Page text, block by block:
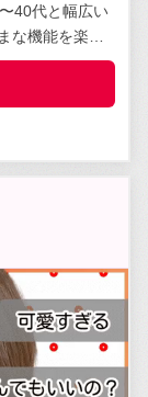
40代と幅広い
な機能を楽し